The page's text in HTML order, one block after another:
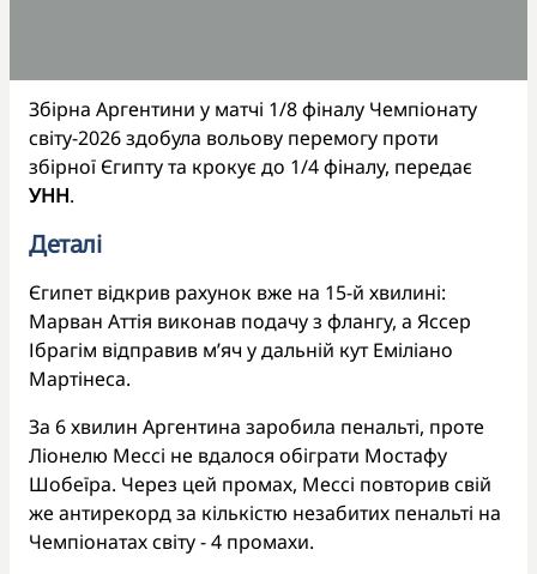
Збірна Аргентини у матчі 1/8 фіналу Чемпіонату
світу-2026 здобула вольову перемогу проти
збірної Єгипту та крокує до 1/4 фіналу, передає
УНН.
Деталі
Єгипет відкрив рахунок вже на 15-й хвилині:
Марван Аттія виконав подачу з флангу, а Яссер
Ібрагім відправив м’яч у дальній кут Еміліано
Мартінеса.
За 6 хвилин Аргентина заробила пенальті, проте
Ліонелю Мессі не вдалося обіграти Мостафу
Шобеїра. Через цей промах, Мессі повторив свій
же антирекорд за кількістю незабитих пенальті на
Чемпіонатах світу - 4 промахи.